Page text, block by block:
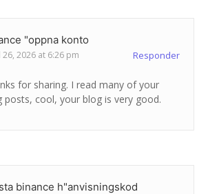
"oppna konto
2026 at 6:26 pm Responder
for sharing. I read many of your
posts, cool, your blog is very good.
binance h"anvisningskod